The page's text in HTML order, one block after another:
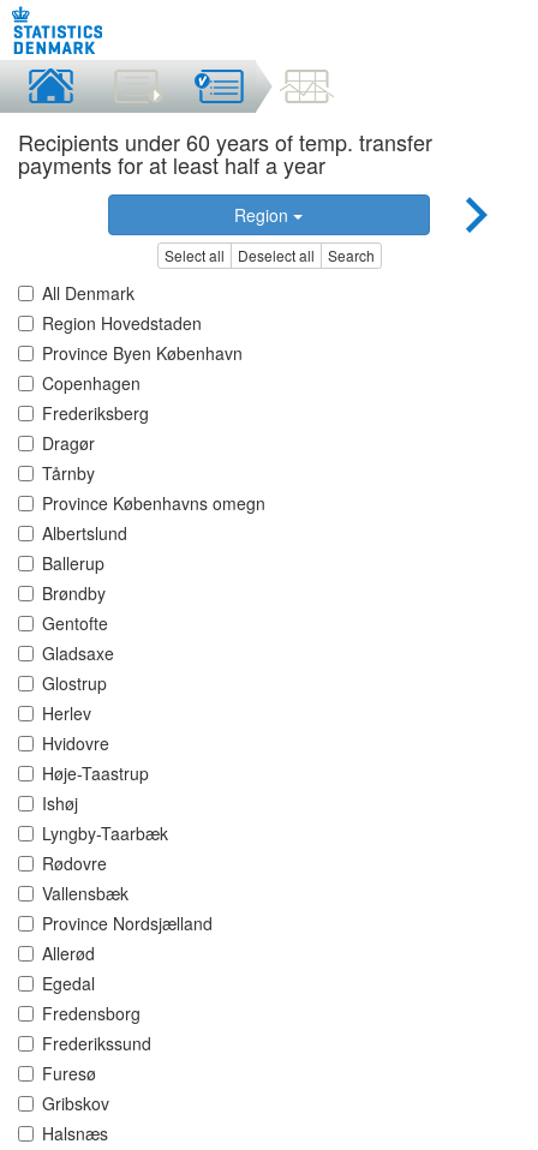
Recipients under 60 years of temp. transfer
payments for at least half a year
Region
Select all Deselect all Search
All Denmark
Region Hovedstaden
Province Byen København
Copenhagen
Frederiksberg
Dragør
Tårnby
Province Københavns omegn
Albertslund
Ballerup
Brøndby
Gentofte
Gladsaxe
Glostrup
Herlev
Hvidovre
Høje-Taastrup
Ishøj
Lyngby-Taarbæk
Rødovre
Vallensbæk
Province Nordsjælland
Allerød
Egedal
Fredensborg
Frederikssund
Furesø
Gribskov
Halsnæs